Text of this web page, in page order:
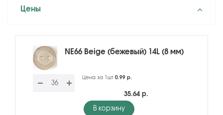
Цены
NE66 Beige (бежевый) 14L (8 мм)
Цена за 1шт 0.99 р.
35.64 р.
В корзину